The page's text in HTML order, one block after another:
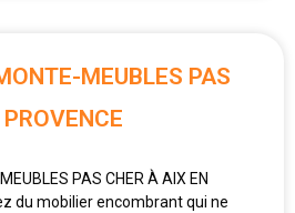
MEUBLES PAS
PAS CHER À AIX EN
du mobilier encombrant qui ne